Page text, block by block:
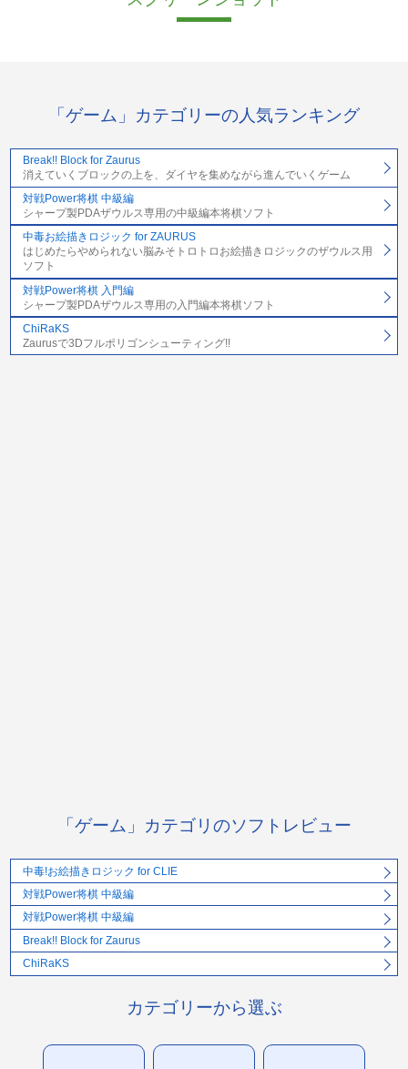
「ゲーム」カテゴリーの人気ランキング
Break!! Block for Zaurus
消えていくブロックの上を、ダイヤを集めながら進んでいくゲーム
対戦Power将棋 中級編
シャープ製PDAザウルス専用の中級編本将棋ソフト
中毒お絵描きロジック for ZAURUS
はじめたらやめられない脳みそトロトロお絵描きロジックのザウルス用
ソフト
対戦Power将棋 入門編
シャープ製PDAザウルス専用の入門編本将棋ソフト
ChiRaKS
Zaurusで3Dフルポリゴンシューティング!!
「ゲーム」カテゴリのソフトレビュー
中毒!お絵描きロジック for CLIE
対戦Power将棋 中級編
対戦Power将棋 中級編
Break!! Block for Zaurus
ChiRaKS
カテゴリーから選ぶ